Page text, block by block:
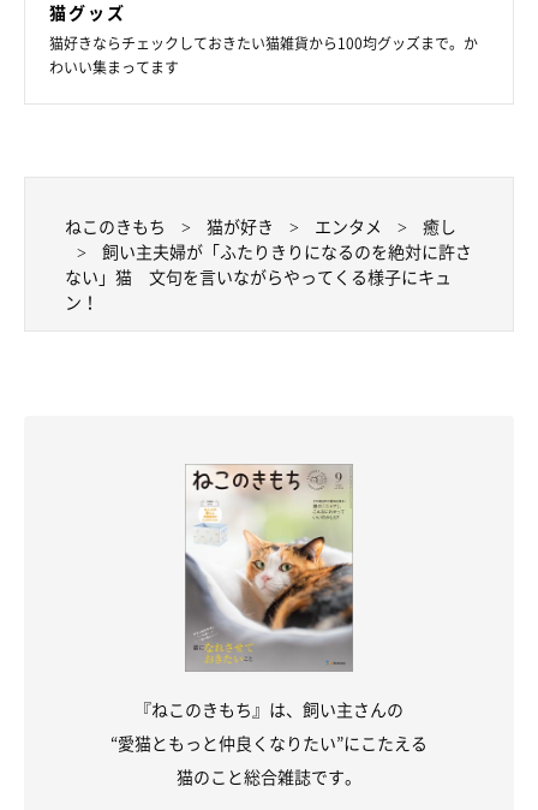
@s.kotaro0530
あの日、自分の部屋で仕事をしていた飼い主さんのもとに、用事
があった旦那さんがやってきたのだとか。
「たぶん、目が覚めて辺りを見回したけど私たちの姿が見えなか
ったから、探していたのでしょう。とっさにカメラをドアの隙間
から構えた映像が、あの動画です。
案の定、私たちを見つけると駆け寄ってきたのですが、もれなく
文句もついてきましたね」
猫グッズ
猫好きならチェックしておきたい猫雑貨から100均グッズまで。か
わいい集まってます
ねこのきもち 猫が好き エンタメ
癒し
飼い主夫婦が「ふたりきりになるのを絶対に許さ
ない」猫 文句を言いながらやってくる様子にキュ
ン！
『ねこのきもち』は、飼い主さんの
“愛猫ともっと仲良くなりたい”にこたえる
猫のこと総合雑誌です。